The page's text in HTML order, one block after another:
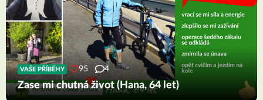
VAŠE PŘÍBĚHY 95 4
Zase mi chutná život (Hana, 64 let)